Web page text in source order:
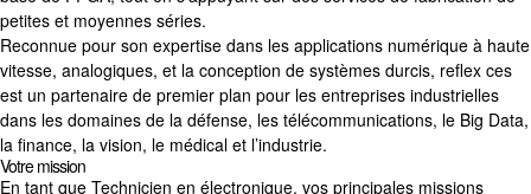
petites et moyennes séries.
Reconnue pour son expertise dans les applications numérique à haute
vitesse, analogiques, et la conception de systèmes durcis, reflex ces
est un partenaire de premier plan pour les entreprises industrielles
dans les domaines de la défense, les télécommunications, le Big Data,
la finance, la vision, le médical et l’industrie.
Votre mission
En tant que Technicien en électronique, vos principales missions